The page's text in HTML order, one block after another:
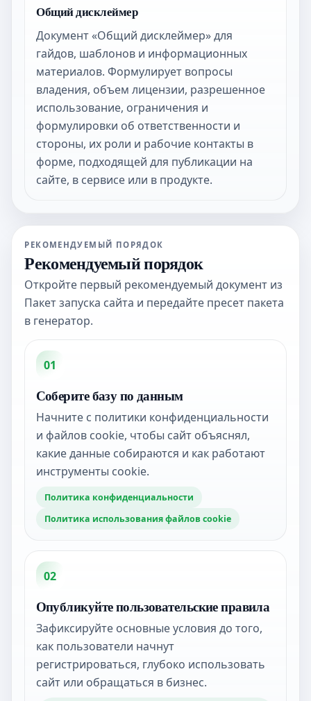
Общий дисклеймер
Документ «Общий дисклеймер» для
гайдов, шаблонов и информационных
материалов. Формулирует вопросы
владения, объем лицензии, разрешенное
использование, ограничения и
формулировки об ответственности и
стороны, их роли и рабочие контакты в
форме, подходящей для публикации на
сайте, в сервисе или в продукте.
РЕКОМЕНДУЕМЫЙ ПОРЯДОК
Рекомендуемый порядок
Откройте первый рекомендуемый документ из
Пакет запуска сайта и передайте пресет пакета
в генератор.
01
Соберите базу по данным
Начните с политики конфиденциальности
и файлов cookie, чтобы сайт объяснял,
какие данные собираются и как работают
инструменты cookie.
Политика конфиденциальности
Политика использования файлов cookie
02
Опубликуйте пользовательские правила
Зафиксируйте основные условия до того,
как пользователи начнут
регистрироваться, глубоко использовать
сайт или обращаться в бизнес.